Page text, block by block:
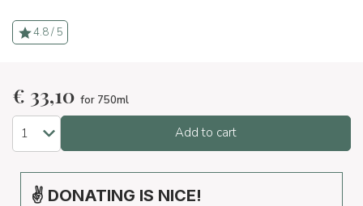
4.8 / 5
€ 33,10 for 750ml
Add to cart
✌ DONATING IS NICE!